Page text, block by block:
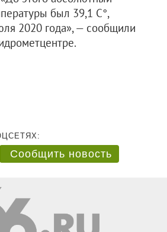
был 39,1 С°,
2020 года», — сообщили
Сообщить новость